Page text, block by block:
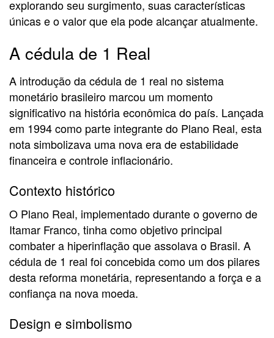
explorando seu surgimento, suas características
únicas e o valor que ela pode alcançar atualmente.
A cédula de 1 Real
A introdução da cédula de 1 real no sistema
monetário brasileiro marcou um momento
significativo na história econômica do país. Lançada
em 1994 como parte integrante do Plano Real, esta
nota simbolizava uma nova era de estabilidade
financeira e controle inflacionário.
Contexto histórico
O Plano Real, implementado durante o governo de
Itamar Franco, tinha como objetivo principal
combater a hiperinflação que assolava o Brasil. A
cédula de 1 real foi concebida como um dos pilares
desta reforma monetária, representando a força e a
confiança na nova moeda.
Design e simbolismo